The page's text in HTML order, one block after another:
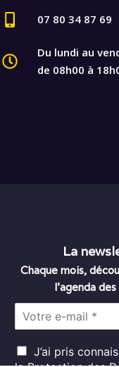
07 80 34 87 69
Du lundi au
de 08h00 à
La
Chaque mois,
l’agenda
R
G
J’ai pris